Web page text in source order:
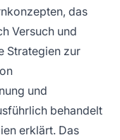
das
Versuch und
Strategien zur
und
behandelt
erklärt. Das